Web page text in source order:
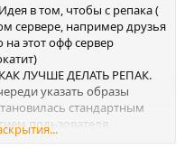
в том, чтобы с репака (
сервере, например друзья
этот офф сервер
КАК ЛУЧШЕ ДЕЛАТЬ РЕПАК.
указать образы
стандартным
пользователя.
уже установленную